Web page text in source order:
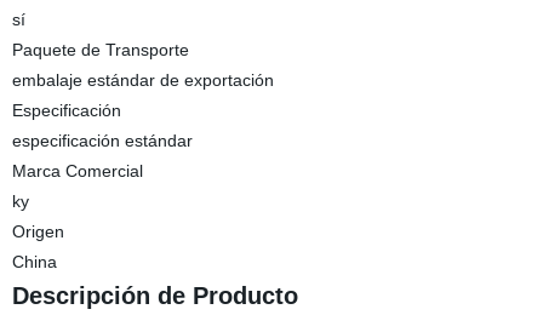
sí
Paquete de Transporte
embalaje estándar de exportación
Especificación
especificación estándar
Marca Comercial
ky
Origen
China
Descripción de Producto